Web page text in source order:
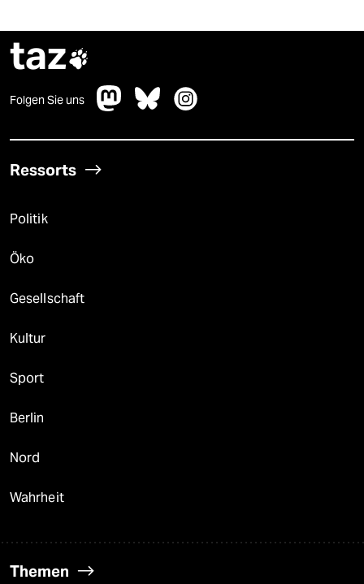
taz
Folgen Sie uns
Ressorts
Politik
Öko
Gesellschaft
Kultur
Sport
Berlin
Nord
Wahrheit
Themen